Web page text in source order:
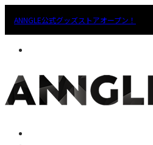
ANNGLE公式グッズストアオープン！